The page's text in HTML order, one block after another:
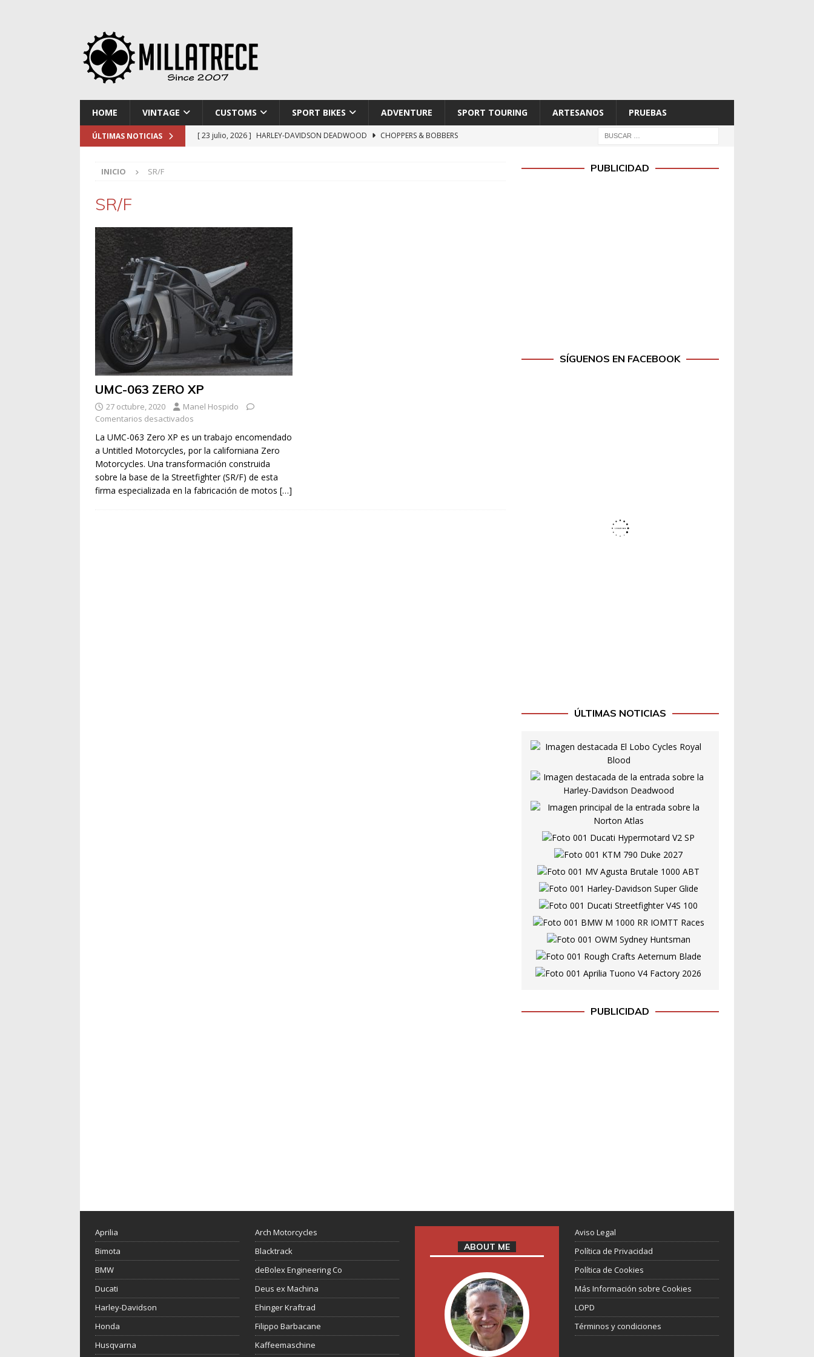
HOME VINTAGE CUSTOMS SPORT BIKES ADVENTURE SPORT TOURING ARTESANOS PRUEBAS
ÚLTIMAS NOTICIAS [ 23 julio, 2026 ] HARLEY-DAVIDSON DEADWOOD
CHOPPERS & BOBBERS
INICIO SR/F
SR/F
UMC-063 ZERO XP
27 octubre, 2020
Manel Hospido
Comentarios desactivados
La UMC-063 Zero XP es un trabajo encomendado
a Untitled Motorcycles, por la californiana Zero
Motorcycles. Una transformación construida
sobre la base de la Streetfighter (SR/F) de esta
firma especializada en la fabricación de motos […]
PUBLICIDAD
SÍGUENOS EN FACEBOOK
ÚLTIMAS NOTICIAS
PUBLICIDAD
Aprilia
Bimota
BMW
Ducati
Harley-Davidson
Honda
Husqvarna
Arch Motorcycles
Blacktrack
deBolex Engineering Co
Deus ex Machina
Ehinger Kraftrad
Filippo Barbacane
Kaffeemaschine
ABOUT ME
Aviso Legal
Política de Privacidad
Política de Cookies
Más Información sobre Cookies
LOPD
Términos y condiciones